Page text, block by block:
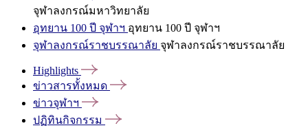
จุฬาลงกรณ์มหาวิทยาลัย
อุทยาน 100 ปี จุฬาฯ อุทยาน 100 ปี จุฬาฯ
จุฬาลงกรณ์ราชบรรณาลัย จุฬาลงกรณ์ราชบรรณาลัย
Highlights
ข่าวสารทั้งหมด
ข่าวจุฬาฯ
ปฏิทินกิจกรรม